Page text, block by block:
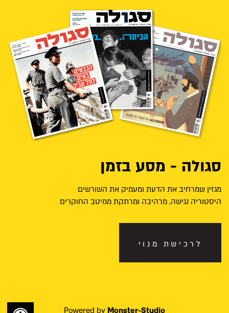
סגולה - מסע בזמן
מגזין שמרחיב את הדעת ומעמיק את השורשים
היסטוריה נגישה, מרהיבה ומרתקת ממיטב החוקרים
לרכישת מנוי
Powered by Monster-Studio